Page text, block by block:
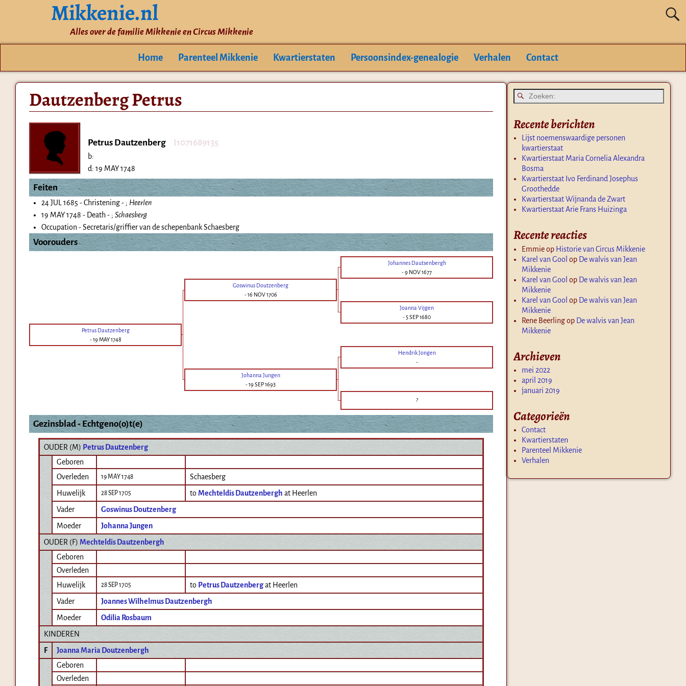
Mikkenie.nl
Alles over de familie Mikkenie en Circus Mikkenie
Home Parenteel Mikkenie Kwartierstaten Persoonsindex-genealogie Verhalen Contact
Dautzenberg Petrus
Petrus Dautzenberg I1071689135
b:
d: 19 MAY 1748
Feiten
24 JUL 1685 - Christening - ; Heerlen
19 MAY 1748 - Death - ; Schaesberg
Occupation - Secretaris/griffier van de schepenbank Schaesberg
Voorouders
Johannes Dautsenbergh
-9 NOV 1677
Goswinus Doutzenberg
-16 NOV 1706
Joanna Vijgen
-5 SEP 1680
Petrus Dautzenberg
-19 MAY 1748
Hendrik Jongen
-
Johanna Jungen
-19 SEP 1693
?
Gezinsblad - Echtgeno(o)t(e)
OUDER (M) Petrus Dautzenberg
Geboren
Overleden
19 MAY 1748
Schaesberg
Huwelijk
28 SEP 1705 toMechteldis Dautzenbergh at Heerlen
Vader
Goswinus Doutzenberg
Moeder
Johanna Jungen
OUDER (F) Mechteldis Dautzenbergh
Geboren
Overleden
Huwelijk
28 SEP 1705 to Petrus Dautzenbergat Heerlen
Vader
Joannes Wilhelmus Dautzenbergh
Moeder
Odilia Rosbaum
KINDEREN
F
Joanna Maria Doutzenbergh
Geboren
Overleden
Recente berichten
Lijst noemenswaardige personen
kwartierstaat
Kwartierstaat Maria Cornelia Alexandra
Bosma
Kwartierstaat Ivo Ferdinand Josephus
Groothedde
Kwartierstaat Wijnanda de Zwart
Kwartierstaat Arie Frans Huizinga
Recente reacties
Emmieop Historie van Circus Mikkenie
Karel van Gool op De walvis van Jean
Mikkenie
Karel van Gool op De walvis van Jean
Mikkenie
Karel van Gool op De walvis van Jean
Mikkenie
Rene Beerlingop De walvis van Jean
Mikkenie
Archieven
mei 2022
april 2019
januari 2019
Categorieën
Contact
Kwartierstaten
Parenteel Mikkenie
Verhalen